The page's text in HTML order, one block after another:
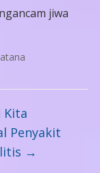
jiwa
Kita
Penyakit
→